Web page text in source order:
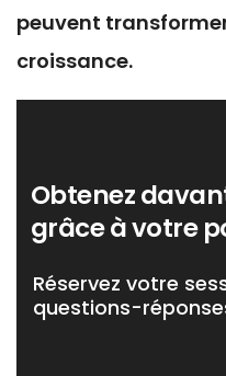
peuvent
croissance.
Obtenez
grâce à votre
Réservez votre
questions-